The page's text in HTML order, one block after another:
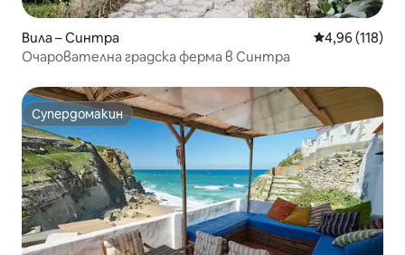
Вила – Синтра Средна
4,96 (118)
Очарователна градска ферма в Синтра
Супердомакин
Супердомакин